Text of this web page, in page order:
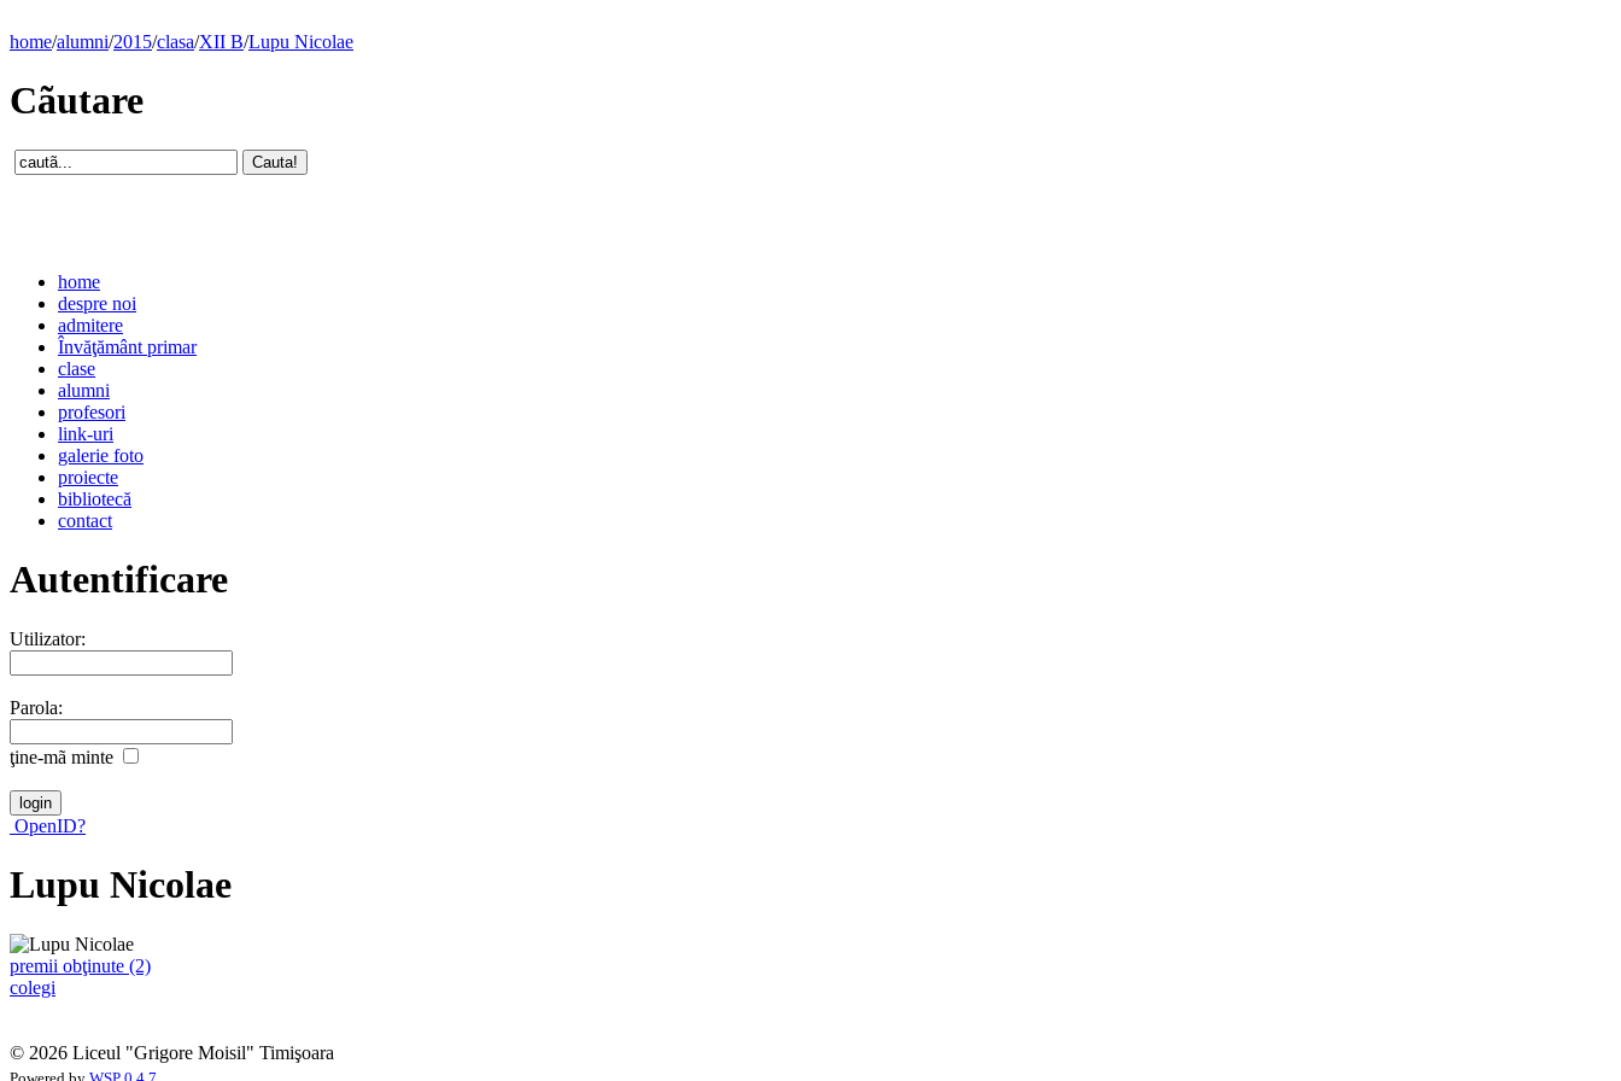
home/alumni/2015/clasa/XII B/Lupu Nicolae
Cãutare
home
despre noi
admitere
Învăţământ primar
clase
alumni
profesori
link-uri
galerie foto
proiecte
bibliotecă
contact
Autentificare
Utilizator:
Parola:
ţine-mã minte
OpenID?
Lupu Nicolae
premii obţinute (2)
colegi
© 2026 Liceul "Grigore Moisil" Timişoara